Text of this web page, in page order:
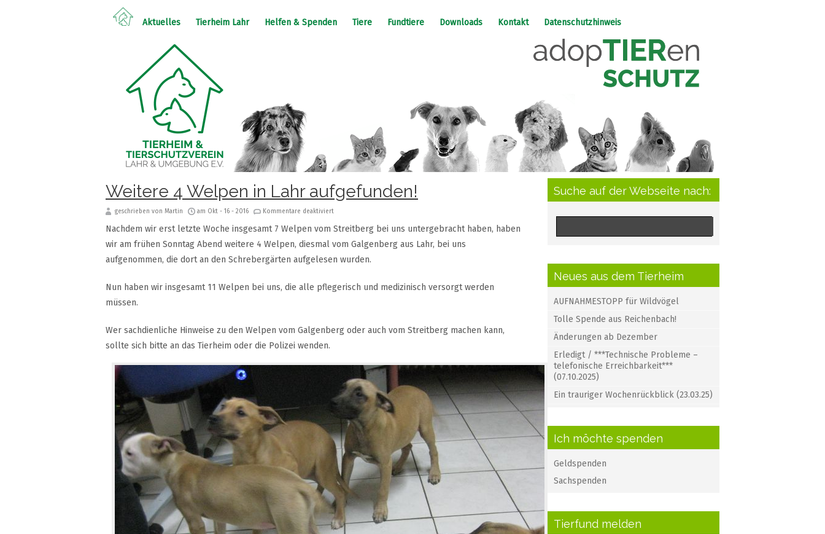
Aktuelles Tierheim Lahr Helfen & Spenden Tiere Fundtiere Downloads Kontakt Datenschutzhinweis
Weitere 4 Welpen in Lahr aufgefunden!
geschrieben von Martin am Okt - 16 - 2016 Kommentare deaktiviert
Nachdem wir erst letzte Woche insgesamt 7 Welpen vom Streitberg bei uns untergebracht haben, haben
wir am frühen Sonntag Abend weitere 4 Welpen, diesmal vom Galgenberg aus Lahr, bei uns
aufgenommen, die dort an den Schrebergärten aufgelesen wurden.
Nun haben wir insgesamt 11 Welpen bei uns, die alle pflegerisch und medizinisch versorgt werden
müssen.
Wer sachdienliche Hinweise zu den Welpen vom Galgenberg oder auch vom Streitberg machen kann,
sollte sich bitte an das Tierheim oder die Polizei wenden.
Suche auf der Webseite nach:
Neues aus dem Tierheim
AUFNAHMESTOPP für Wildvögel
Tolle Spende aus Reichenbach!
Änderungen ab Dezember
Erledigt / ***Technische Probleme –
telefonische Erreichbarkeit***
(07.10.2025)
Ein trauriger Wochenrückblick (23.03.25)
Ich möchte spenden
Geldspenden
Sachspenden
Tierfund melden